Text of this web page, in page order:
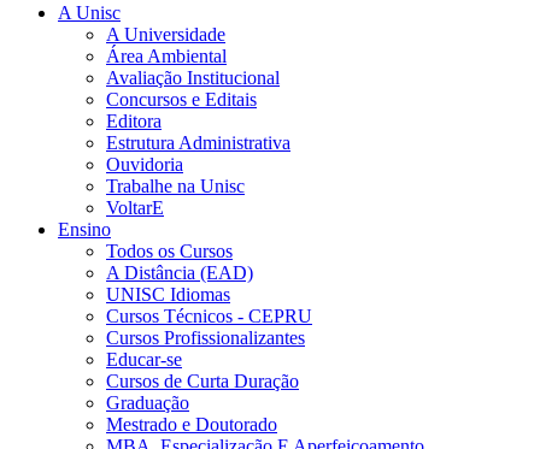
A Unisc
A Universidade
Área Ambiental
Avaliação Institucional
Concursos e Editais
Editora
Estrutura Administrativa
Ouvidoria
Trabalhe na Unisc
VoltarE
Ensino
Todos os Cursos
A Distância (EAD)
UNISC Idiomas
Cursos Técnicos - CEPRU
Cursos Profissionalizantes
Educar-se
Cursos de Curta Duração
Graduação
Mestrado e Doutorado